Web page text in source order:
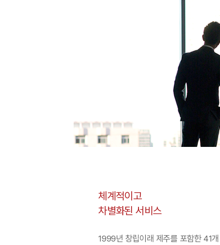
체계적이고
차별화된 서비스
1999년 창립이래 제주를 포함한41